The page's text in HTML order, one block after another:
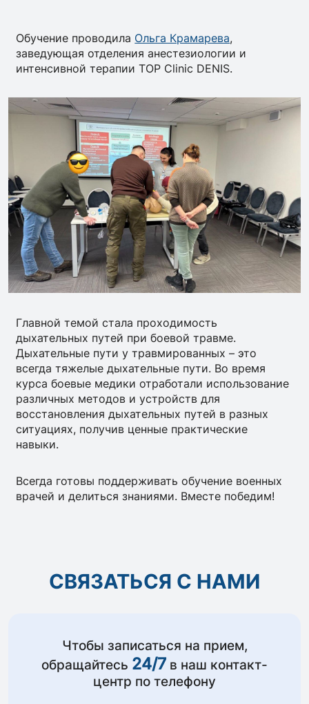
Обучение проводила Ольга Крамарева,
заведующая отделения анестезиологии и
интенсивной терапии TOP Clinic DENIS.
Главной темой стала проходимость
дыхательных путей при боевой травме.
Дыхательные пути у травмированных – это
всегда тяжелые дыхательные пути. Во время
курса боевые медики отработали использование
различных методов и устройств для
восстановления дыхательных путей в разных
ситуациях, получив ценные практические
навыки.
Всегда готовы поддерживать обучение военных
врачей и делиться знаниями. Вместе победим!
СВЯЗАТЬСЯ С НАМИ
Чтобы записаться на прием,
обращайтесь 24/7 в наш контакт-
центр по телефону